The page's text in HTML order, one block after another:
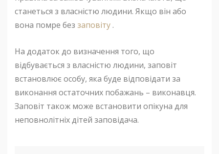
станеться з власністю людини. Якщо він або
вона помре без заповіту.
На додаток до визначення того, що
відбувається з власністю людини, заповіт
встановлює особу, яка буде відповідати за
виконання остаточних побажань – виконавця.
Заповіт також може встановити опікуна для
неповнолітніх дітей заповідача.